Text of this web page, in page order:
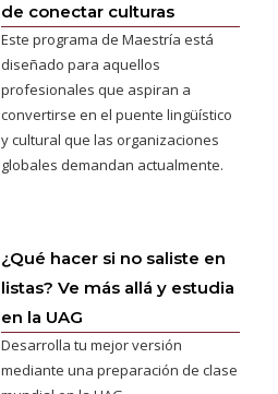
de conectar culturas
Este programa de Maestría está
diseñado para aquellos
profesionales que aspiran a
convertirse en el puente lingüístico
y cultural que las organizaciones
globales demandan actualmente.
¿Qué hacer si no saliste en
listas? Ve más allá y estudia
en la UAG
Desarrolla tu mejor versión
mediante una preparación de clase